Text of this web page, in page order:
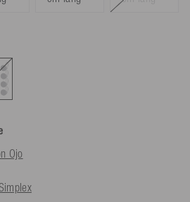
Ojo